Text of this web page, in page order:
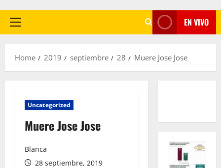
Primary
EN VIVO
Home 2019 septiembre 28 Muere Jose Jose
Uncategorized
Muere Jose Jose
Blanca
28 septiembre, 2019